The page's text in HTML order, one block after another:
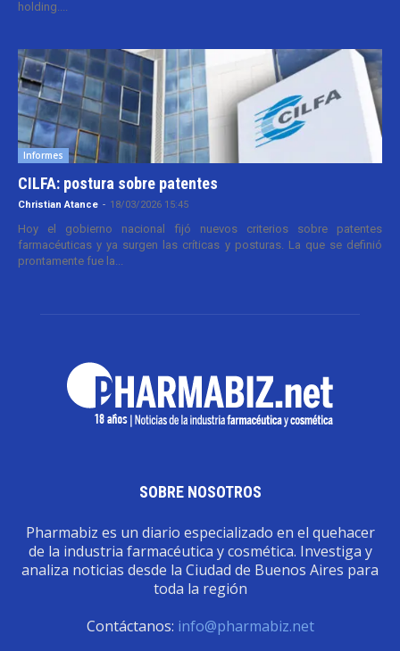
holding....
Informes
CILFA: postura sobre patentes
Christian Atance - 18/03/2026 15:45
Hoy el gobierno nacional fijó nuevos criterios sobre patentes
farmacéuticas y ya surgen las críticas y posturas. La que se definió
prontamente fue la...
SOBRE NOSOTROS
Pharmabiz es un diario especializado en el quehacer
de la industria farmacéutica y cosmética. Investiga y
analiza noticias desde la Ciudad de Buenos Aires para
toda la región
Contáctanos: info@pharmabiz.net